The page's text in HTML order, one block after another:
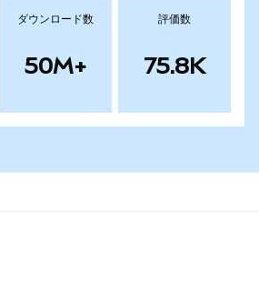
ダウンロード数
50M+
評価数
75.8K